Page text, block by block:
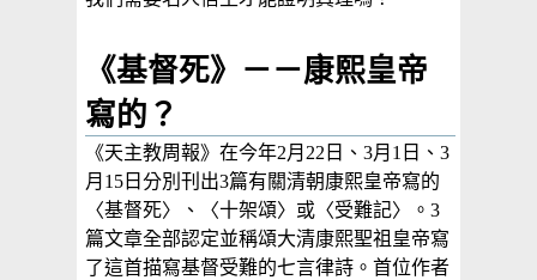
《基督死》－－康熙皇帝
寫的？
《天主教周報》在今年2月22日、3月1日、3
月15日分別刊出3篇有關清朝康熙皇帝寫的
〈基督死〉、〈十架頌〉或〈受難記〉。3
篇文章全部認定並稱頌大清康熙聖祖皇帝寫
了這首描寫基督受難的七言律詩。首位作者